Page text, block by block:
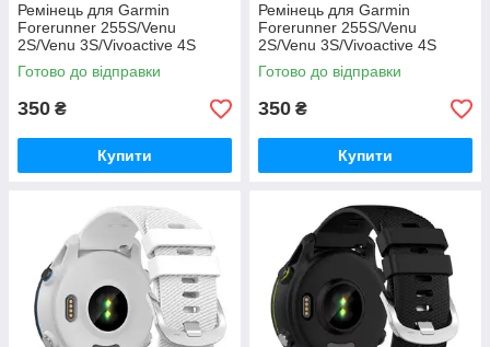
Ремінець для Garmin
Forerunner 255S/Venu
2S/Venu 3S/Vivoactive 4S
(сірий)
Готово до відправки
350 ₴
Купити
Ремінець для Garmin
Forerunner 255S/Venu
2S/Venu 3S/Vivoactive 4S
(помаранчевий)
Готово до відправки
350 ₴
Купити